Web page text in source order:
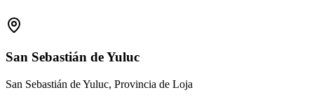
San Sebastián de Yuluc
San Sebastián de Yuluc, Provincia de Loja